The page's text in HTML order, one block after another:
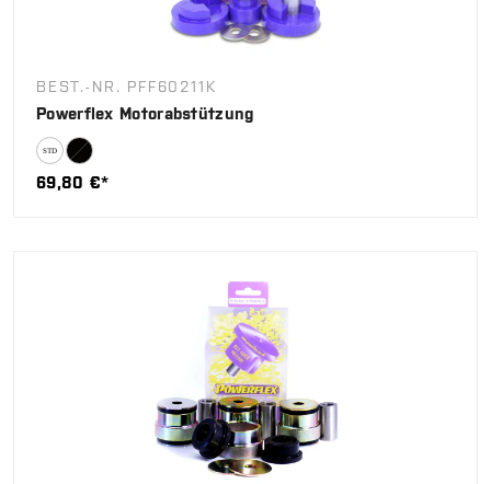
BEST.-NR. PFF60211K
Powerflex Motorabstützung
69,80 €*